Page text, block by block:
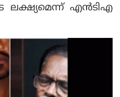
ലക്ഷ്യമെന്ന് എന്‍ടിഎ